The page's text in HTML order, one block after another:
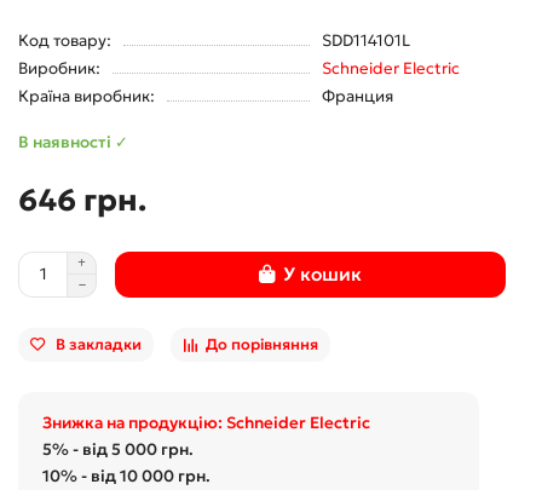
Код товару:
SDD114101L
Виробник:
Schneider Electric
Країна виробник:
Франция
В наявності ✓
646 грн.
У кошик
В закладки До порівняння
Знижка на продукцію: Schneider Electric
5% - від 5 000 грн.
10% - від 10 000 грн.